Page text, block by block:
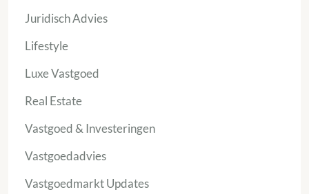
Juridisch Advies
Lifestyle
Luxe Vastgoed
Real Estate
Vastgoed & Investeringen
Vastgoedadvies
Vastgoedmarkt Updates